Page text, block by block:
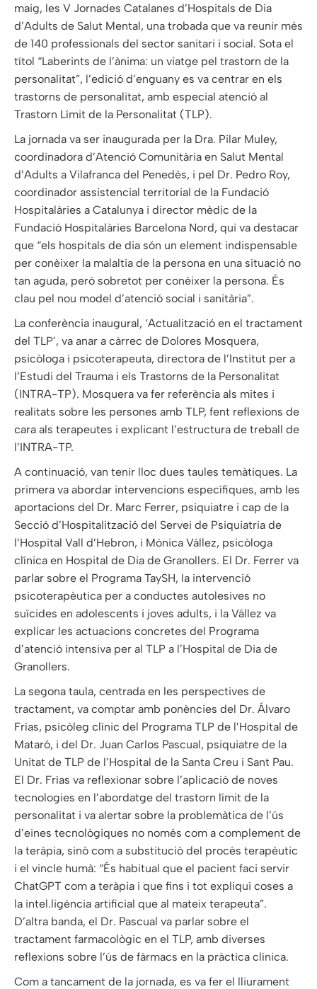
maig, les V Jornades Catalanes d’Hospitals de Dia
d’Adults de Salut Mental, una trobada que va reunir més
de 140 professionals del sector sanitari i social. Sota el
títol “Laberints de l’ànima: un viatge pel trastorn de la
personalitat”, l’edició d’enguany es va centrar en els
trastorns de personalitat, amb especial atenció al
Trastorn Límit de la Personalitat (TLP).
La jornada va ser inaugurada per la Dra. Pilar Muley,
coordinadora d’Atenció Comunitària en Salut Mental
d’Adults a Vilafranca del Penedès, i pel Dr. Pedro Roy,
coordinador assistencial territorial de la Fundació
Hospitalàries a Catalunya i director mèdic de la
Fundació Hospitalàries Barcelona Nord, qui va destacar
que “els hospitals de dia són un element indispensable
per conèixer la malaltia de la persona en una situació no
tan aguda, però sobretot per conèixer la persona. És
clau pel nou model d’atenció social i sanitària”.
La conferència inaugural, ‘Actualització en el tractament
del TLP’, va anar a càrrec de Dolores Mosquera,
psicòloga i psicoterapeuta, directora de l’Institut per a
l’Estudi del Trauma i els Trastorns de la Personalitat
(INTRA-TP). Mosquera va fer referència als mites i
realitats sobre les persones amb TLP, fent reflexions de
cara als terapeutes i explicant l’estructura de treball de
l’INTRA-TP.
A continuació, van tenir lloc dues taules temàtiques. La
primera va abordar intervencions específiques, amb les
aportacions del Dr. Marc Ferrer, psiquiatre i cap de la
Secció d’Hospitalització del Servei de Psiquiatria de
l’Hospital Vall d’Hebron, i Mònica Vállez, psicòloga
clínica en Hospital de Dia de Granollers. El Dr. Ferrer va
parlar sobre el Programa TaySH, la intervenció
psicoterapèutica per a conductes autolesives no
suïcides en adolescents i joves adults, i la Vállez va
explicar les actuacions concretes del Programa
d’atenció intensiva per al TLP a l’Hospital de Dia de
Granollers.
La segona taula, centrada en les perspectives de
tractament, va comptar amb ponències del Dr. Álvaro
Frías, psicòleg clínic del Programa TLP de l’Hospital de
Mataró, i del Dr. Juan Carlos Pascual, psiquiatre de la
Unitat de TLP de l’Hospital de la Santa Creu i Sant Pau.
El Dr. Frías va reflexionar sobre l’aplicació de noves
tecnologies en l’abordatge del trastorn límit de la
personalitat i va alertar sobre la problemàtica de l’ús
d’eines tecnològiques no només com a complement de
la teràpia, sinó com a substitució del procés terapèutic
i el vincle humà: “És habitual que el pacient faci servir
ChatGPT com a teràpia i que fins i tot expliqui coses a
la intel.ligència artificial que al mateix terapeuta”.
D’altra banda, el Dr. Pascual va parlar sobre el
tractament farmacològic en el TLP, amb diverses
reflexions sobre l’ús de fàrmacs en la pràctica clínica.
Com a tancament de la jornada, es va fer el lliurament